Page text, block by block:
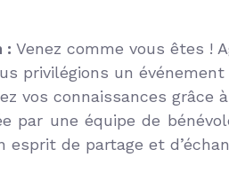
: Venez comme vous êtes !
privilégions un
vos connaissances grâce
par une équipe de
esprit de partage et